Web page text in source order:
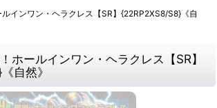
ルインワン・ヘラクレス【SR】{22RP2XS8/S8}《自
ホールインワン・ヘラクレス【SR】
自然》